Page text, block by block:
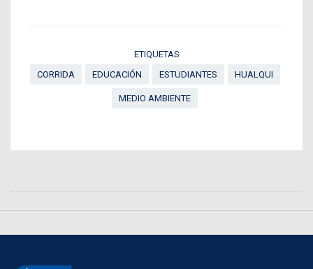
ETIQUETAS
CORRIDA
EDUCACIÓN ESTUDIANTES HUALQUI
MEDIO AMBIENTE